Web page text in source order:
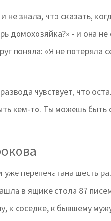
знала, что сказать,
домохозяйка?» - и она
поняла: «Я не потеряла
чувствует, что
кем-то. Ты можешь быть
перепечатана шесть
в ящике стола 87
к соседке, к бывшему